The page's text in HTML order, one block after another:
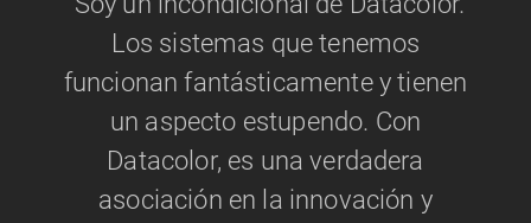
Los sistemas que tenemos
funcionan fantásticamente y tienen
un aspecto estupendo. Con
Datacolor, es una verdadera
asociación en la innovación y